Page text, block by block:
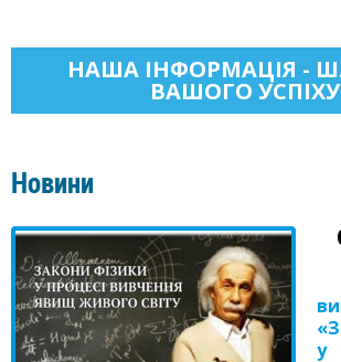
НАША ІНФОРМАЦІЯ -
ВАШОГО
Новини
у